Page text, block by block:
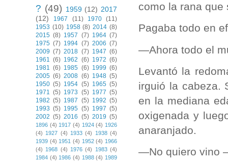
como la rana que
Pagaba todo en
—Ahora todo el
Levantó la
irguió la cabeza.
en la mediana
oxigenada y
anaranjado.
—No quiero vino
? (49) 1959 (12) 2017
(12)
1967 (11) 1970 (11)
1953 (10) 1958 (8) 2014 (8)
2015 (8) 1957 (7) 1964 (7)
1975 (7) 1994 (7) 2006 (7)
2009 (7) 2018 (7) 1947 (6)
1961 (6) 1962 (6) 1972 (6)
1981 (6) 1985 (6) 1999 (6)
2005 (6) 2008 (6) 1948 (5)
1950 (5) 1954 (5) 1965 (5)
1971 (5) 1973 (5) 1977 (5)
1982 (5) 1987 (5) 1992 (5)
1993 (5) 1995 (5) 1997 (5)
2002 (5) 2016 (5) 2019 (5)
1896 (4) 1917 (4) 1924 (4) 1926
(4) 1927 (4) 1933 (4) 1938 (4)
1939 (4) 1951 (4) 1952 (4) 1966
(4) 1968 (4) 1976 (4) 1983 (4)
1984 (4) 1986 (4) 1988 (4) 1989